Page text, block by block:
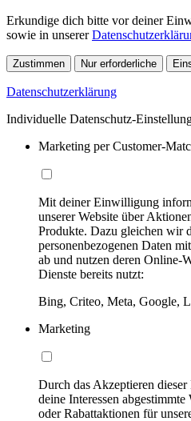
Erkundige dich bitte vor deiner
sowie in unserer
Zustimmen Nur erforderliche
Datenschutzerklärung
Individuelle Datenschutz-
Marketing per Customer-
Mit deiner Einwilligung
unserer Website über
Produkte. Dazu gleichen wir
personenbezogenen Daten
ab und nutzen deren Online-
Dienste bereits nutzt:
Bing, Criteo, Meta, Google,
Marketing
Durch das Akzeptieren
deine Interessen
oder Rabattaktionen für